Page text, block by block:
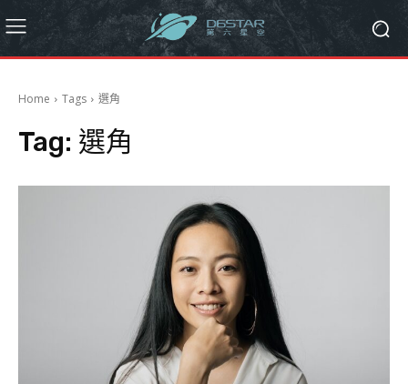
Home Tags 選角
Tag: 選角